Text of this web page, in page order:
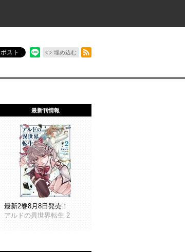
ポスト 埋め込む
最新刊情報
最新2巻8月8日発売！
アルドの異世界転生 2